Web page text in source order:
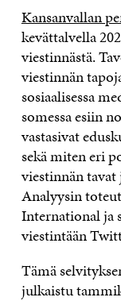
Kansanvallan
kevättalvella
viestinnästä.
viestinnän
sosiaalisessa
somessa esiin
vastasivat
sekä miten eri
viestinnän tavat
Analyysin
International ja
viestintään
Tämä
julkaistu